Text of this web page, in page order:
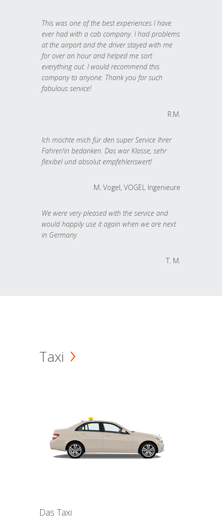
This was one of the best experiences I have
ever had with a cab company. I had problems
at the airport and the driver stayed with me
for over an hour and helped me sort
everything out. I would recommend this
company to anyone. Thank you for such
fabulous service!
R.M.
Ich möchte mich für den super Service Ihrer
Fahrer/in bedanken. Das war Klasse, sehr
flexibel und absolut empfehlenswert!
M. Vogel, VOGEL Ingenieure
We were very pleased with the service and
would happily use it again when we are next
in Germany.
T. M.
Taxi
Das Taxi